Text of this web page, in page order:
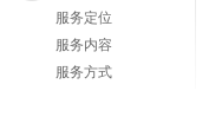
服务定位
服务内容
服务方式